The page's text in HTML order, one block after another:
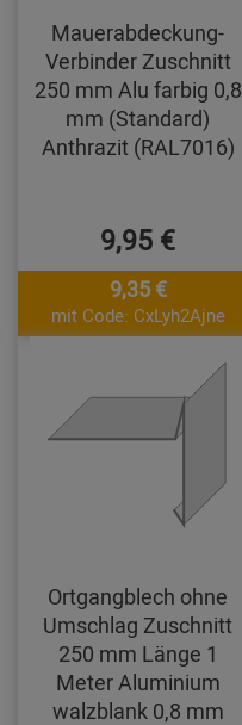
Mauerabdeckung-
Verbinder Zuschnitt
250 mm Alu farbig 0,8
mm (Standard)
Anthrazit (RAL7016)
9,95 €
9,35 €
mit Code: CxLyh2Ajne
Ortgangblech ohne
Umschlag Zuschnitt
250 mm Länge 1
Meter Aluminium
walzblank 0,8 mm